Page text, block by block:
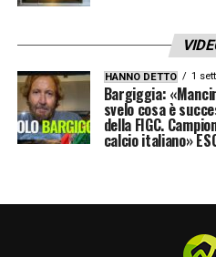
HANNO DETTO 1
Bargiggia:
svelo cosa è
della FIGC.
calcio italiano»